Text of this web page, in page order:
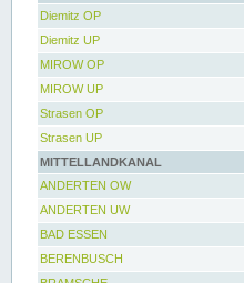
Diemitz OP
Diemitz UP
MIROW OP
MIROW UP
Strasen OP
Strasen UP
MITTELLANDKANAL
ANDERTEN OW
ANDERTEN UW
BAD ESSEN
BERENBUSCH